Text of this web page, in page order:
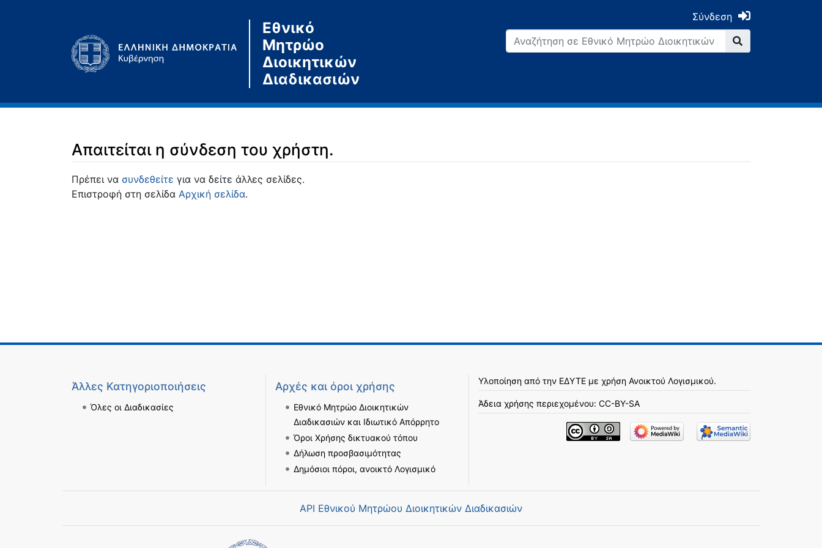
Εθνικό
Μητρώο
Διοικητικών
Διαδικασιών
Σύνδεση
Απαιτείται η σύνδεση του χρήστη.
Μετάβαση σε:πλοήγηση,αναζήτηση
Πρέπει να συνδεθείτε για να δείτε άλλες σελίδες.
Επιστροφή στη σελίδα Αρχική σελίδα.
Άλλες Κατηγοριοποιήσεις
Όλες οι Διαδικασίες
Αρχές και όροι χρήσης
Εθνικό Μητρώο Διοικητικών
Διαδικασιών και Ιδιωτικό Απόρρητο
Όροι Χρήσης δικτυακού τόπου
Δήλωση προσβασιμότητας
Δημόσιοι πόροι, ανοικτό Λογισμικό
Υλοποίηση από την ΕΔΥΤΕ με χρήση Ανοικτού Λογισμικού.
Άδεια χρήσης περιεχομένου: CC-BY-SA
API Εθνικού Μητρώου Διοικητικών Διαδικασιών